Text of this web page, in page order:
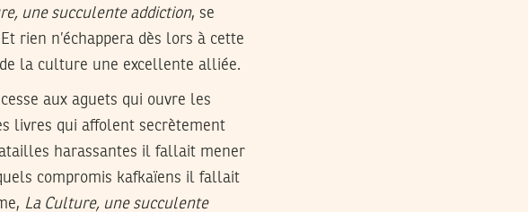
une succulente addiction, se
rien n’échappera dès lors à cette
la culture une excellente alliée.
aux aguets qui ouvre les
livres qui affolent secrètement
harassantes il fallait mener
compromis kafkaïens il fallait
La Culture, une succulente